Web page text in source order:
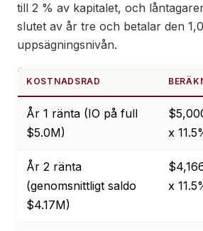
till 2 % av kapitalet, och
slutet av år tre och betalar den
uppsägningsnivån.
KOSTNADSRAD
År 1 ränta (IO på full
$5.0M)
x
År 2 ränta
(genomsnittligt saldo
$4.17M)
x